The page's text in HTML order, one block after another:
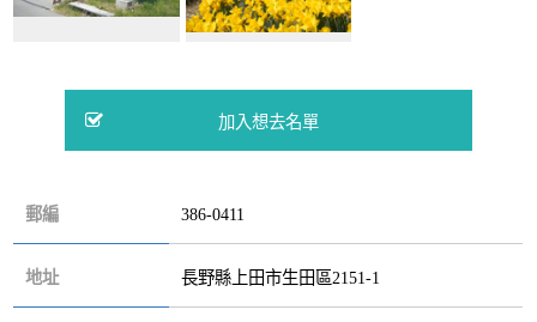
郵編 386-0411
地址 長野縣上田市生田區2151-1